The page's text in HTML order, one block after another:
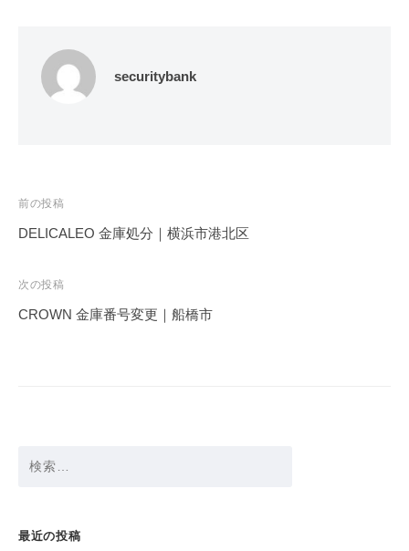
securitybank
投
稿
ビ
ゲ
前の投稿
DELICALEO 金庫処分｜横浜市港北区
次の投稿
CROWN 金庫番号変更｜船橋市
最近の投稿